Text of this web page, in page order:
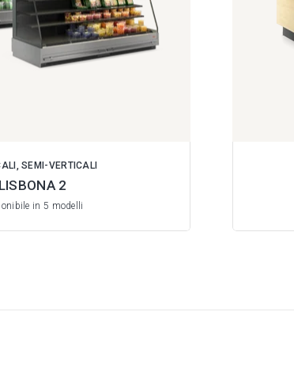
SEMI-VERTICALI
LISBONA 2
in 5 modelli